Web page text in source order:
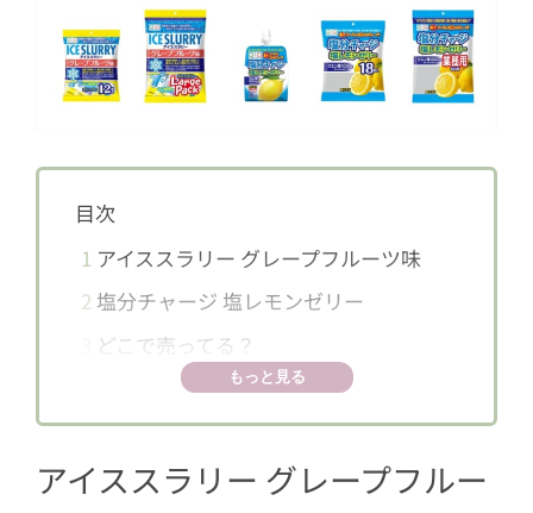
目次
1 アイススラリー グレープフルーツ味
2 塩分チャージ 塩レモンゼリー
どこで売ってる？
もっと見る
アイススラリー グレープフルー